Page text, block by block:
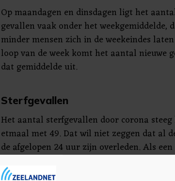
Op maandagen en dinsdagen ligt het
gevallen vaak onder het weekgemiddelde,
minder mensen zich in de weekeindes
loop van de week komt het aantal nieuwe
dat gemiddelde uit.
Sterfgevallen
Het aantal sterfgevallen door corona
etmaal met 49. Dat wil niet zeggen dat al
de afgelopen 24 uur zijn overleden. Als een
doorgegeven. Maandag werden 15 overlijdens